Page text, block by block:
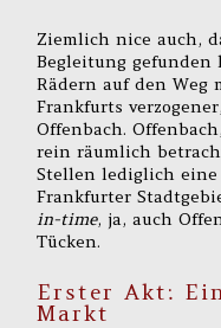
Ziemlich nice auch,
Begleitung
Rädern auf den
Frankfurts
Offenbach.
rein räumlich
Stellen lediglich eine
Frankfurter
in-time, ja, auch
Tücken.
Erster Akt:
Markt